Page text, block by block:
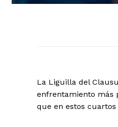
La Liguilla del
enfrentamiento más
que en estos